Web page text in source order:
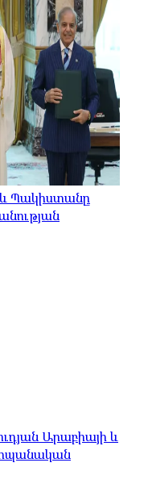
Պակիստանը
Արաբիայի և